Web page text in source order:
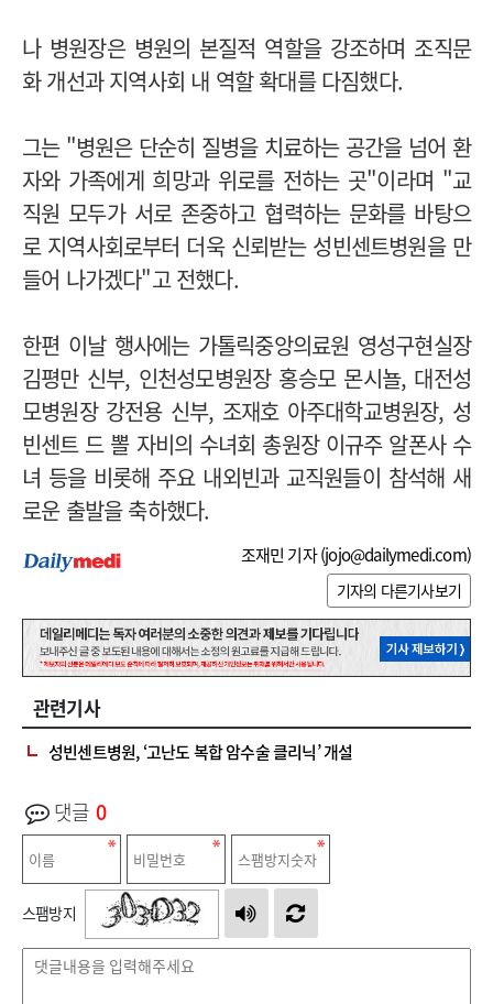
나 병원장은 병원의 본질적 역할을 강조하며 조직문
화 개선과 지역사회 내 역할 확대를 다짐했다.
그는 "병원은 단순히 질병을 치료하는 공간을 넘어 환
자와 가족에게 희망과 위로를 전하는 곳"이라며 "교
직원 모두가 서로 존중하고 협력하는 문화를 바탕으
로 지역사회로부터 더욱 신뢰받는 성빈센트병원을 만
들어 나가겠다"고 전했다.
한편 이날 행사에는 가톨릭중앙의료원 영성구현실장
김평만 신부, 인천성모병원장 홍승모 몬시뇰, 대전성
모병원장 강전용 신부, 조재호 아주대학교병원장, 성
빈센트 드 뽈 자비의 수녀회 총원장 이규주 알폰사 수
녀 등을 비롯해 주요 내외빈과 교직원들이 참석해 새
로운 출발을 축하했다.
조재민 기자 (jojo@dailymedi.com)
기자의 다른기사보기
관련기사
성빈센트병원, ‘고난도 복합 암수술 클리닉’ 개설
댓글 0
스팸방지